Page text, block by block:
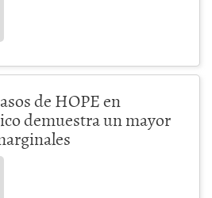
de HOPE en
demuestra un mayor